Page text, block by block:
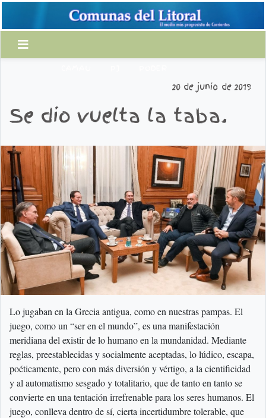
20 de junio de 2019
Se dio vuelta la taba.
Lo jugaban en la Grecia antigua, como en nuestras pampas. El
juego, como un “ser en el mundo”, es una manifestación
meridiana del existir de lo humano en la mundanidad. Mediante
reglas, preestablecidas y socialmente aceptadas, lo lúdico, escapa,
poéticamente, pero con más diversión y vértigo, a la cientificidad
y al automatismo sesgado y totalitario, que de tanto en tanto se
convierte en una tentación irrefrenable para los seres humanos. El
juego, conlleva dentro de sí, cierta incertidumbre tolerable, que